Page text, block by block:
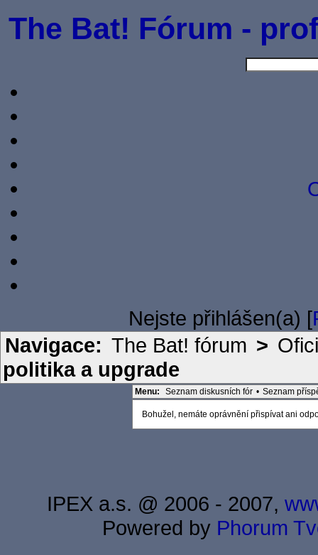
The Bat! Fórum -
Nejste přihlášen(a) [
Navigace: The Bat! fórum >
politika a upgrade
Menu: Seznam diskusních fór • Seznam
Bohužel, nemáte oprávnění přispívat ani
IPEX a.s. @ 2006 - 2007,
Powered by Phorum